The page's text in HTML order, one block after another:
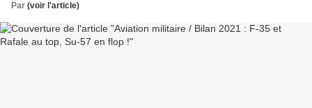
Par (voir l'article)